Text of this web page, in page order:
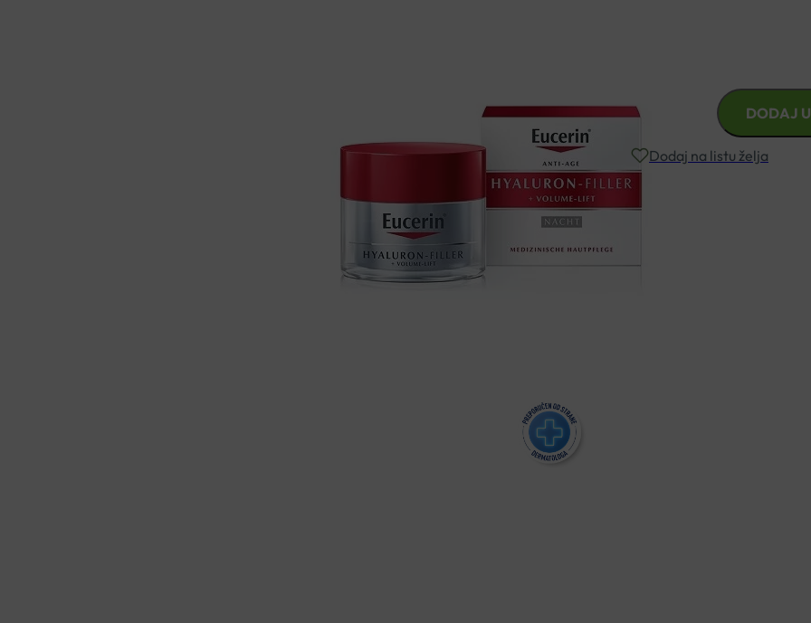
magnololom,
FILLER
VOLUME
KREMA
količina
DODAJ
Dodaj na listu želja